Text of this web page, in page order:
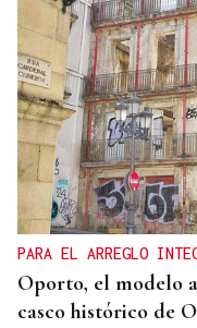
PARA EL ARREGLO
Oporto, el modelo
casco histórico de